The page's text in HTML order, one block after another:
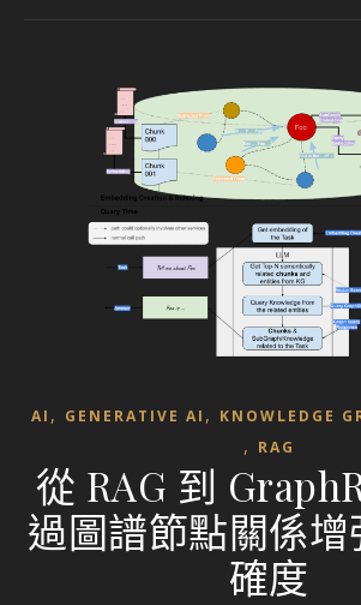
AI , GENERATIVE AI , KNOWLEDGE
, RAG
從 RAG 到
過圖譜節點關係
確度